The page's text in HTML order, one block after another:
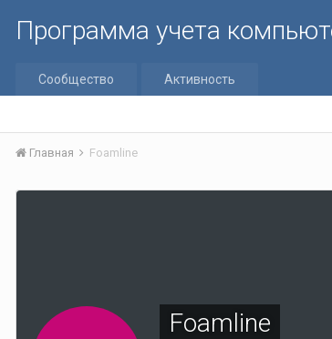
Программа учета
Сообщество Активность
Главная Foamline
Foamline